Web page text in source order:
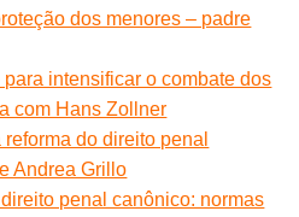
dos menores – padre
para intensificar o combate dos
com Hans Zollner
do direito penal
Andrea Grillo
penal canônico: normas